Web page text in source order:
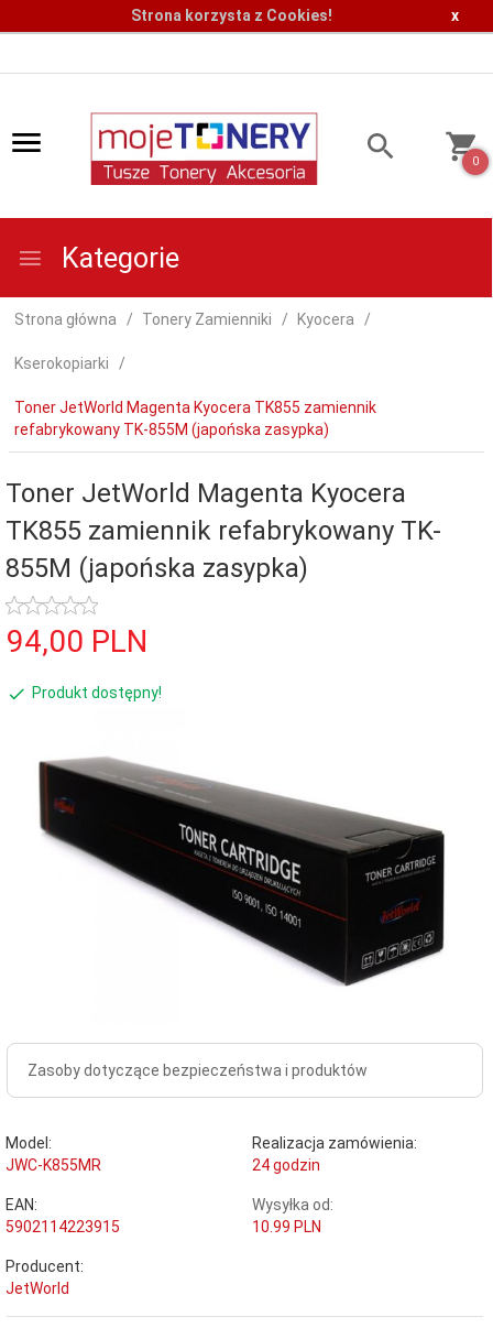
Strona korzysta z Cookies! x
0
Kategorie
Strona główna Tonery Zamienniki Kyocera
Kserokopiarki
Toner JetWorld Magenta Kyocera TK855 zamiennik
refabrykowany TK-855M (japońska zasypka)
Toner JetWorld Magenta Kyocera
TK855 zamiennik refabrykowany TK-
855M (japońska zasypka)
94,00 PLN
Produkt dostępny!
Zasoby dotyczące bezpieczeństwa i produktów
Model:
JWC-K855MR
Realizacja zamówienia:
24 godzin
EAN:
5902114223915
Wysyłka od:
10.99 PLN
Producent:
JetWorld